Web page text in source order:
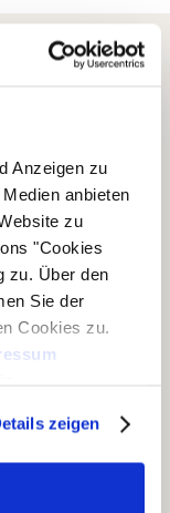
Anzeigen zu
anbieten
zu
"Cookies
zu. Über den
Sie der
Cookies zu.
zeigen
mehreren
Ideen aus